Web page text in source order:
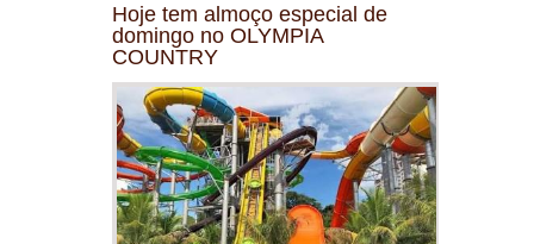
Hoje tem almoço especial de
domingo no OLYMPIA
COUNTRY